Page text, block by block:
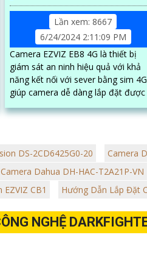
Lần xem: 8667
6/24/2024 2:11:09 PM
Camera EZVIZ EB8 4G là thiết bị
giám sát an ninh hiệu quả với khả
năng kết nối với sever bằng sim 4G
giúp camera dễ dàng lắp đặt được
EZVIZ...
DS-2CD6425G0-20 Camera
Camera Dahua DH-HAC-T2A21P-VN
CB1 Hướng Dẫn Lắp Đặt
NGHỆ